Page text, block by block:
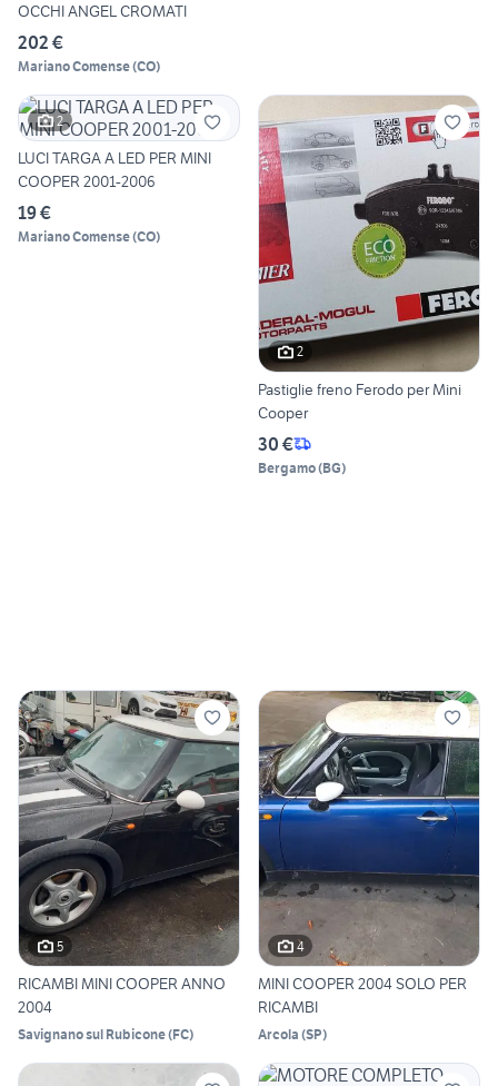
OCCHI ANGEL CROMATI
202 €
Mariano Comense(CO)
2
LUCI TARGA A LED PER MINI
COOPER 2001-2006
19 €
Mariano Comense(CO)
2
Pastiglie freno Ferodo per Mini
Cooper
30 €
Bergamo(BG)
5
RICAMBI MINI COOPER ANNO
2004
Savignano sul Rubicone(FC)
4
MINI COOPER 2004 SOLO PER
RICAMBI
Arcola (SP)